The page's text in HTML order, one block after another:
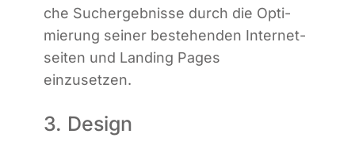
che Such­ergeb­nis­se durch die Opti­
mie­rung sei­ner bestehen­den Inter­net­
sei­ten und Landing Pages
einzusetzen.
3. Design